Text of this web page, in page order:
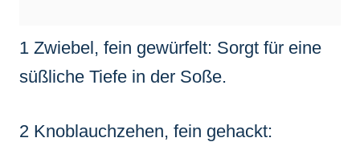
1 Zwiebel, fein gewürfelt: Sorgt für eine
süßliche Tiefe in der Soße.
2 Knoblauchzehen, fein gehackt: